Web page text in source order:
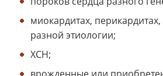
миокардитах,
разной этиологии;
ХСН;